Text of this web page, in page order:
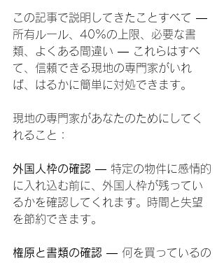
この記事で説明してきたことすべて —
所有ルール、40%の上限、必要な書
類、よくある間違い — これらはすべ
て、信頼できる現地の専門家がいれ
ば、はるかに簡単に対処できます。
現地の専門家があなたのためにしてく
れること：
外国人枠の確認 — 特定の物件に感情的
に入れ込む前に、外国人枠が残ってい
るかを確認してくれます。時間と失望
を節約できます。
権原と書類の確認 — 何を買っているの